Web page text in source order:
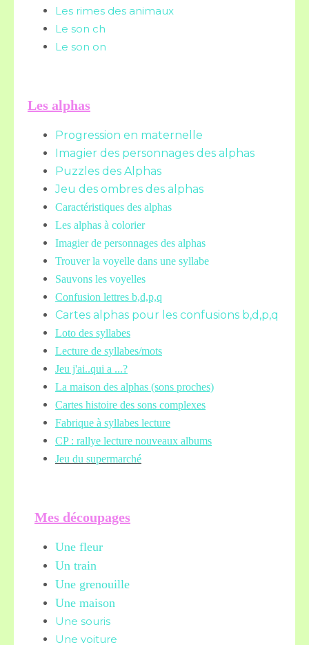
Les rimes des animaux
Le son ch
Le son on
Les alphas
Progression en maternelle
Imagier des personnages des alphas
Puzzles des Alphas
Jeu des ombres des alphas
Caractéristiques des alphas
Les alphas à colorier
Imagier de personnages des alphas
Trouver la voyelle dans une syllabe
Sauvons les voyelles
Confusion lettres b,d,p,q
Cartes alphas pour les confusions b,d,p,q
Loto des syllabes
Lecture de syllabes/mots
Jeu j'ai..qui a ...?
La maison des alphas (sons proches)
Cartes histoire des sons complexes
Fabrique à syllabes lecture
CP : rallye lecture nouveaux albums
Jeu du supermarché
Mes découpages
Une fleur
Un train
Une grenouille
Une maison
Une souris
Une voiture